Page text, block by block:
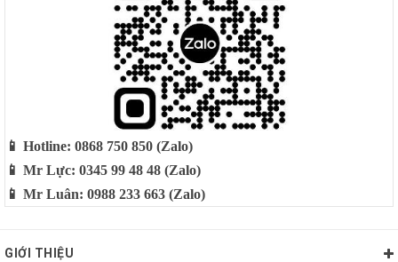
📱 Hotline: 0868 750 850 (Zalo)
📱 Mr Lực: 0345 99 48 48 (Zalo)
📱 Mr Luân: 0988 233 663 (Zalo)
GIỚI THIỆU